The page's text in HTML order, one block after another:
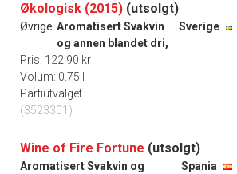
Økologisk (2015) (utsolgt)
Øvrige Aromatisert Svakvin
og annen blandet dri,
Sverige
Pris: 122.90 kr
Volum: 0.75 l
Partiutvalget
(3523301)
Wine of Fire Fortune (utsolgt)
Aromatisert Svakvin og
Spania